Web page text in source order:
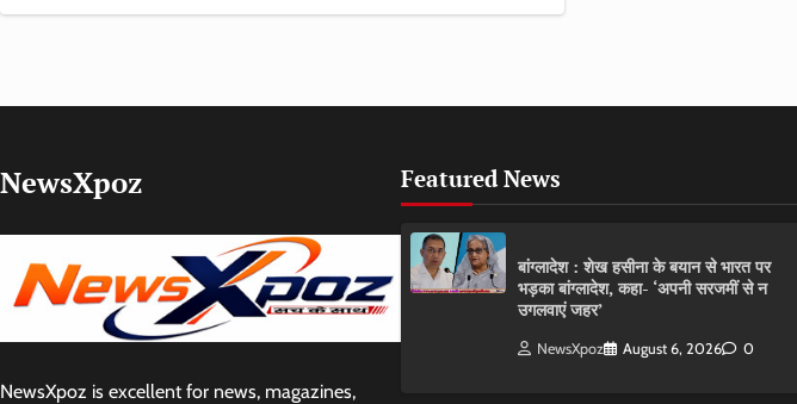
NewsXpoz
NewsXpoz is excellent for news, magazines,
Featured News
बांग्लादेश : शेख हसीना के बयान से भारत पर
भड़का बांग्लादेश, कहा- ‘अपनी सरजमीं से न
उगलवाएं जहर’
NewsXpoz August 6, 2026 0